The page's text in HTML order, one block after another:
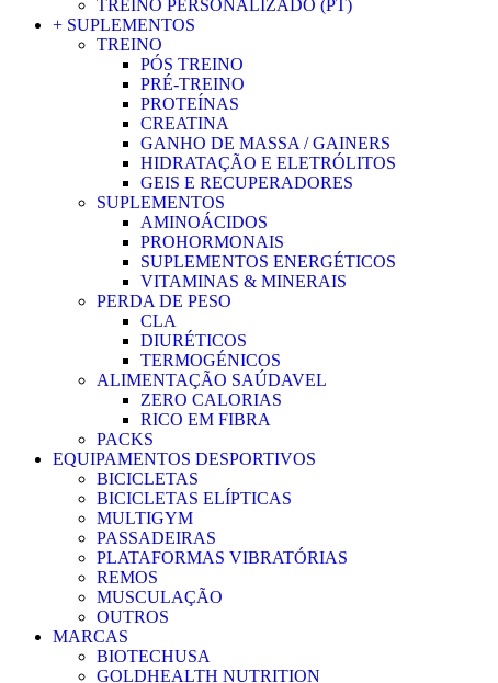
TREINO PERSONALIZADO (PT)
+ SUPLEMENTOS
TREINO
PÓS TREINO
PRÉ-TREINO
PROTEÍNAS
CREATINA
GANHO DE MASSA / GAINERS
HIDRATAÇÃO E ELETRÓLITOS
GEIS E RECUPERADORES
SUPLEMENTOS
AMINOÁCIDOS
PROHORMONAIS
SUPLEMENTOS ENERGÉTICOS
VITAMINAS & MINERAIS
PERDA DE PESO
CLA
DIURÉTICOS
TERMOGÉNICOS
ALIMENTAÇÃO SAÚDAVEL
ZERO CALORIAS
RICO EM FIBRA
PACKS
EQUIPAMENTOS DESPORTIVOS
BICICLETAS
BICICLETAS ELÍPTICAS
MULTIGYM
PASSADEIRAS
PLATAFORMAS VIBRATÓRIAS
REMOS
MUSCULAÇÃO
OUTROS
MARCAS
BIOTECHUSA
GOLDHEALTH NUTRITION